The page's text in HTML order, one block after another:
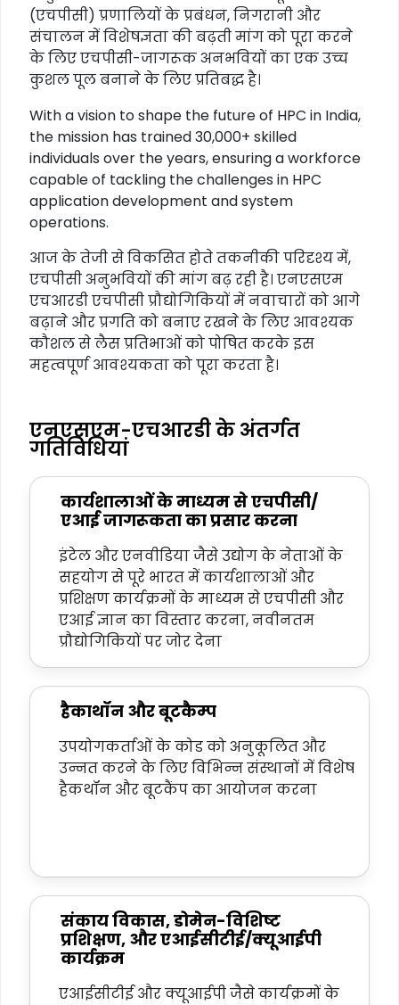
(एचपीसी) प्रणालियों के प्रबंधन, निगरानी और
संचालन में विशेषज्ञता की बढ़ती मांग को पूरा करने
के लिए एचपीसी-जागरूक अनभवियों का एक उच्च
कुशल पूल बनाने के लिए प्रतिबद्ध है।
With a vision to shape the future of HPC in India,
the mission has trained 30,000+ skilled
individuals over the years, ensuring a workforce
capable of tackling the challenges in HPC
application development and system
operations.
आज के तेजी से विकसित होते तकनीकी परिदृश्य में,
एचपीसी अनुभवियों की मांग बढ़ रही है। एनएसएम
एचआरडी एचपीसी प्रौद्योगिकियों में नवाचारों को आगे
बढ़ाने और प्रगति को बनाए रखने के लिए आवश्यक
कौशल से लैस प्रतिभाओं को पोषित करके इस
महत्वपूर्ण आवश्यकता को पूरा करता है।
एनएसएम-एचआरडी के अंतर्गत
गतिविधियां
कार्यशालाओं के माध्यम से एचपीसी/
एआई जागरूकता का प्रसार करना
इंटेल और एनवीडिया जैसे उद्योग के नेताओं के
सहयोग से पूरे भारत में कार्यशालाओं और
प्रशिक्षण कार्यक्रमों के माध्यम से एचपीसी और
एआई ज्ञान का विस्तार करना, नवीनतम
प्रौद्योगिकियों पर जोर देना
हैकाथॉन और बूटकैम्प
उपयोगकर्ताओं के कोड को अनुकूलित और
उन्नत करने के लिए विभिन्न संस्थानों में विशेष
हैकथॉन और बूटकैंप का आयोजन करना
संकाय विकास, डोमेन-विशिष्ट
प्रशिक्षण, और एआईसीटीई/क्यूआईपी
कार्यक्रम
एआईसीटीई और क्यूआईपी जैसे कार्यक्रमों के